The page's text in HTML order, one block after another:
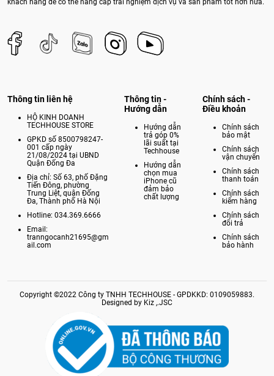
Thông tin liên hệ
HỘ KINH DOANH
TECHHOUSE STORE
GPKD số 8500798247-
001 cấp ngày
21/08/2024 tại UBND
Quận Đống Đa
Địa chỉ: Số 63, phố Đặng
Tiến Đông, phường
Trung Liệt, quận Đống
Đa, Thành phố Hà Nội
Hotline: 034.369.6666
Email:
tranngocanh21695@gm
ail.com
Thông tin -
Hướng dẫn
Hướng dẫn
trả góp 0%
lãi suất tại
Techhouse
Hướng dẫn
chọn mua
iPhone cũ
đảm bảo
chất lượng
Chính sách -
Điều khoản
Chính sách
bảo mật
Chính sách
vận chuyển
Chính sách
thanh toán
Chính sách
kiểm hàng
Chính sách
đổi trả
Chính sách
bảo hành
Copyright ©2022 Công ty TNHH TECHHOUSE - GPDKKD: 0109059883.
Designed by Kiz ,.JSC